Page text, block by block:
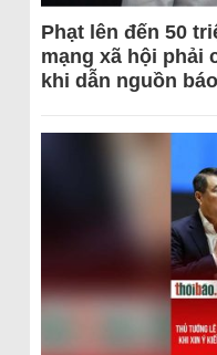
Phạt lên đến 50
mạng xã hội phải
khi dẫn nguồn